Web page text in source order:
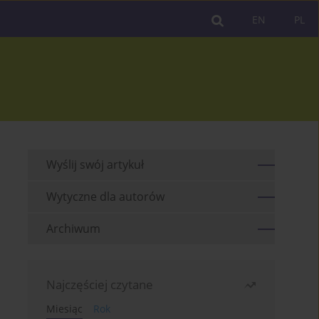
PL
EN
Wyślij swój artykuł
Wytyczne dla autorów
Archiwum
Najczęściej czytane
Miesiąc
Rok